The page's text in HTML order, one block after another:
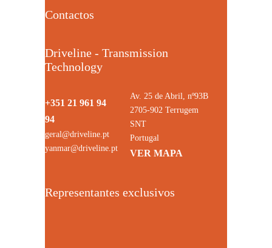
Contactos
Driveline - Transmission
Technology
+351 21 961 94
94
geral@driveline.pt
yanmar@driveline.pt
Av. 25 de Abril, nº93B
2705-902 Terrugem
SNT
Portugal
VER MAPA
Representantes exclusivos